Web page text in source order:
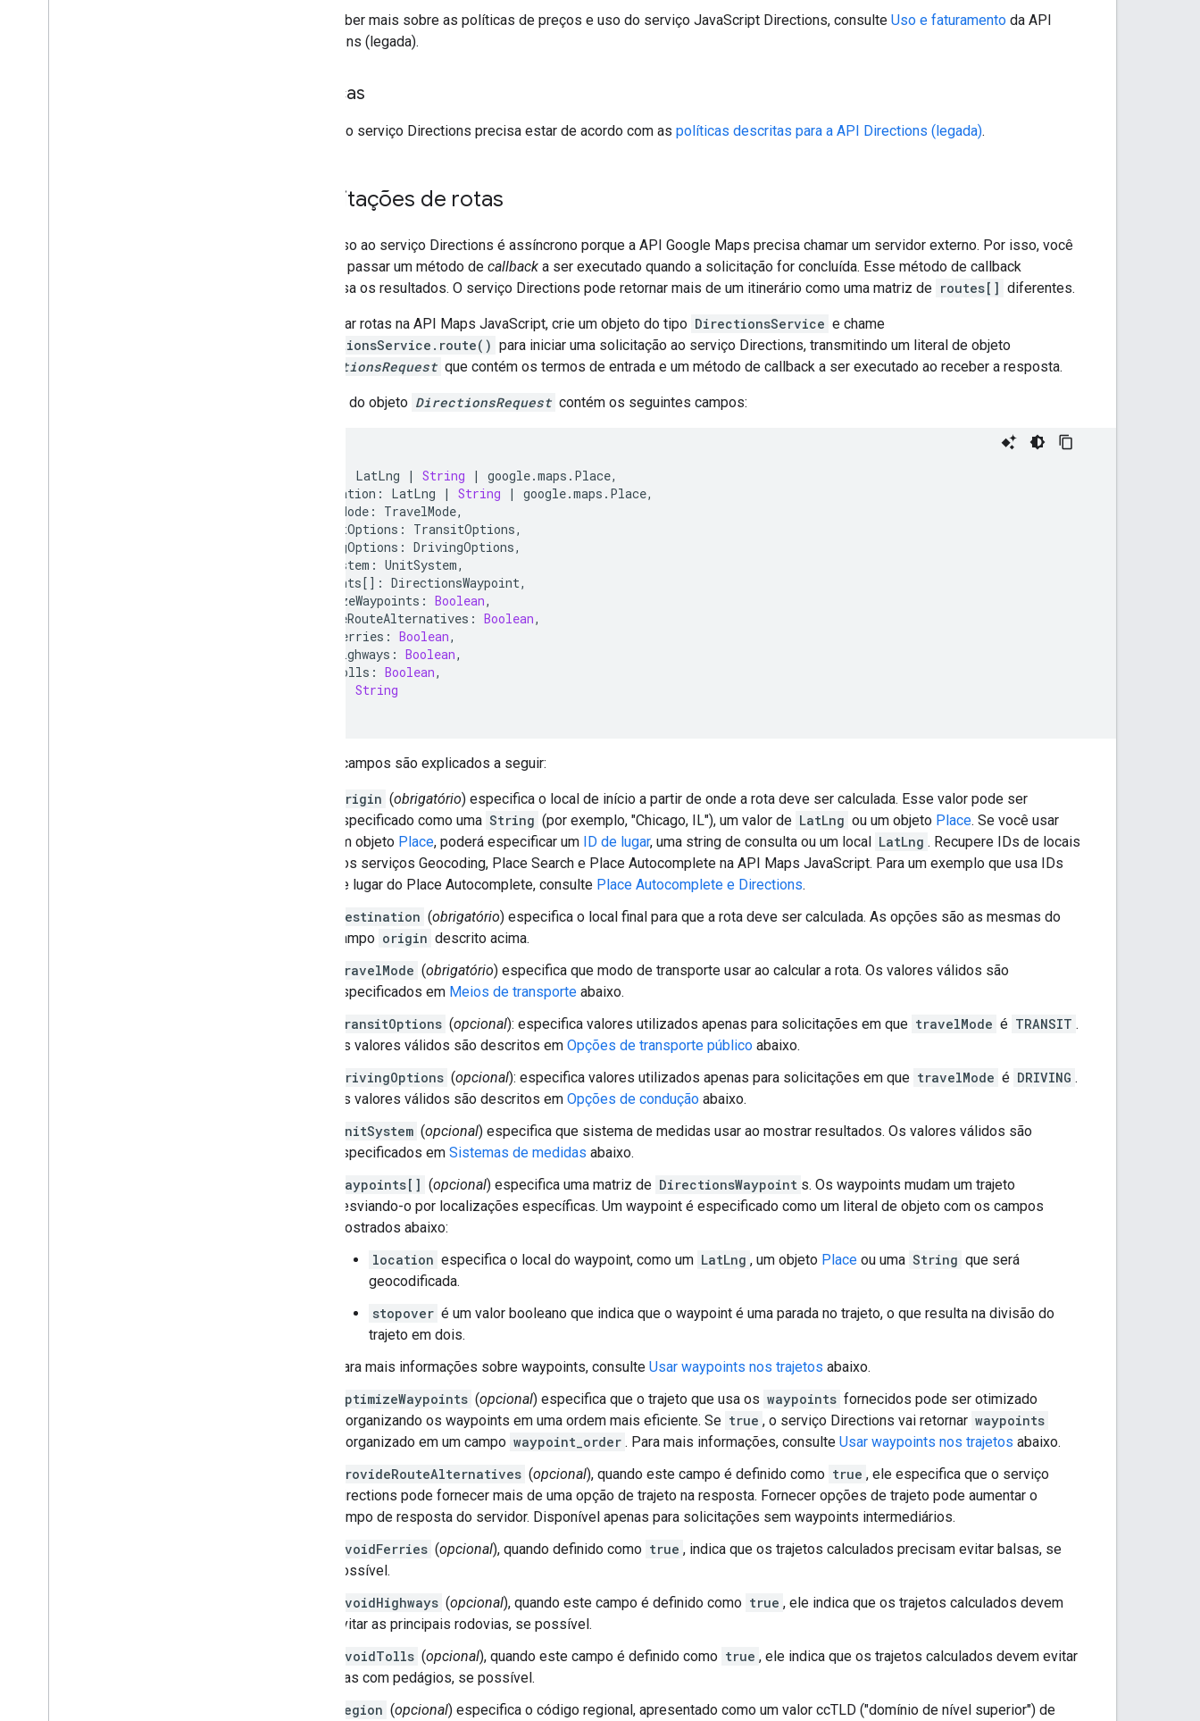
Para saber mais sobre as políticas de preços e uso do serviço JavaScript Directions, consulte Uso e faturamento da API
Directions (legada).
Políticas
O uso do serviço Directions precisa estar de acordo com as políticas descritas para a API Directions (legada).
Solicitações de rotas
O acesso ao serviço Directions é assíncrono porque a API Google Maps precisa chamar um servidor externo. Por isso, você
precisa passar um método de callback a ser executado quando a solicitação for concluída. Esse método de callback
processa os resultados. O serviço Directions pode retornar mais de um itinerário como uma matriz de routes[] diferentes.
Para usar rotas na API Maps JavaScript, crie um objeto do tipo DirectionsService e chame
DirectionsService.route() para iniciar uma solicitação ao serviço Directions, transmitindo um literal de objeto
DirectionsRequest que contém os termos de entrada e um método de callback a ser executado ao receber a resposta.
O literal do objeto DirectionsRequest contém os seguintes campos:
LatLng | String | google.maps . Place,
destination : LatLng | String | google.maps . Place,
travelMode : TravelMode,
transitOptions : TransitOptions,
drivingOptions : DrivingOptions,
unitSystem : UnitSystem,
waypoints[] : DirectionsWaypoint,
optimizeWaypoints : Boolean,
provideRouteAlternatives : Boolean,
avoidFerries : Boolean,
avoidHighways : Boolean,
avoidTolls : Boolean,
String
Esses campos são explicados a seguir:
origin (obrigatório) especifica o local de início a partir de onde a rota deve ser calculada. Esse valor pode ser
especificado como uma String (por exemplo, "Chicago, IL"), um valor de LatLng ou um objeto Place. Se você usar
um objeto Place, poderá especificar um ID de lugar, uma string de consulta ou um local LatLng . Recupere IDs de locais
dos serviços Geocoding, Place Search e Place Autocomplete na API Maps JavaScript. Para um exemplo que usa IDs
de lugar do Place Autocomplete, consulte Place Autocomplete e Directions.
destination (obrigatório) especifica o local final para que a rota deve ser calculada. As opções são as mesmas do
campo origin descrito acima.
travelMode (obrigatório) especifica que modo de transporte usar ao calcular a rota. Os valores válidos são
especificados em Meios de transporte abaixo.
transitOptions (opcional): especifica valores utilizados apenas para solicitações em que travelMode é TRANSIT .
Os valores válidos são descritos em Opções de transporte público abaixo.
drivingOptions (opcional): especifica valores utilizados apenas para solicitações em que travelMode é DRIVING .
Os valores válidos são descritos em Opções de condução abaixo.
unitSystem (opcional) especifica que sistema de medidas usar ao mostrar resultados. Os valores válidos são
especificados em Sistemas de medidas abaixo.
waypoints[] (opcional) especifica uma matriz de DirectionsWaypoint s. Os waypoints mudam um trajeto
desviando-o por localizações específicas. Um waypoint é especificado como um literal de objeto com os campos
mostrados abaixo:
location especifica o local do waypoint, como um LatLng , um objeto Place ou uma String que será
geocodificada.
stopover é um valor booleano que indica que o waypoint é uma parada no trajeto, o que resulta na divisão do
trajeto em dois.
Para mais informações sobre waypoints, consulte Usar waypoints nos trajetos abaixo.
optimizeWaypoints (opcional) especifica que o trajeto que usa os waypoints fornecidos pode ser otimizado
reorganizando os waypoints em uma ordem mais eficiente. Se true , o serviço Directions vai retornar waypoints
reorganizado em um campo waypoint_order . Para mais informações, consulte Usar waypoints nos trajetos abaixo.
provideRouteAlternatives (opcional), quando este campo é definido como true , ele especifica que o serviço
Directions pode fornecer mais de uma opção de trajeto na resposta. Fornecer opções de trajeto pode aumentar o
tempo de resposta do servidor. Disponível apenas para solicitações sem waypoints intermediários.
avoidFerries (opcional), quando definido como true , indica que os trajetos calculados precisam evitar balsas, se
possível.
avoidHighways (opcional), quando este campo é definido como true , ele indica que os trajetos calculados devem
evitar as principais rodovias, se possível.
avoidTolls (opcional), quando este campo é definido como true , ele indica que os trajetos calculados devem evitar
vias com pedágios, se possível.
region (opcional) especifica o código regional, apresentado como um valor ccTLD ("domínio de nível superior") de